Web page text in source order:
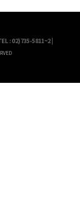
: 02)735-5811~2 |
.